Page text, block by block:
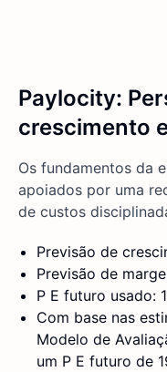
Paylocity:
crescimento
Os fundamentos da
apoiados por uma
de custos
Previsão de
Previsão de
P E futuro usado:
Com base nas
Modelo de
um P E futuro de